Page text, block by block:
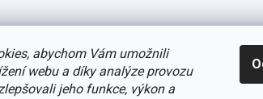
abychom Vám umožnili
webu a díky analýze provozu
jeho funkce, výkon a